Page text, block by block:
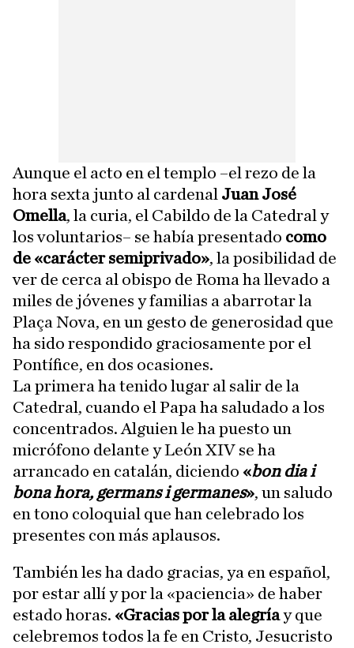
Aunque el acto en el templo –el rezo de la
hora sexta junto al cardenal Juan José
Omella, la curia, el Cabildo de la Catedral y
los voluntarios– se había presentado como
de «carácter semiprivado», la posibilidad de
ver de cerca al obispo de Roma ha llevado a
miles de jóvenes y familias a abarrotar la
Plaça Nova, en un gesto de generosidad que
ha sido respondido graciosamente por el
Pontífice, en dos ocasiones.
La primera ha tenido lugar al salir de la
Catedral, cuando el Papa ha saludado a los
concentrados. Alguien le ha puesto un
micrófono delante y León XIV se ha
arrancado en catalán, diciendo «bon dia i
bona hora, germans i germanes», un saludo
en tono coloquial que han celebrado los
presentes con más aplausos.
También les ha dado gracias, ya en español,
por estar allí y por la «paciencia» de haber
estado horas. «Gracias por la alegríay que
celebremos todos la fe en Cristo, Jesucristo